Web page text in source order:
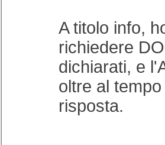
A titolo info,
richiedere
dichiarati, e
oltre al
risposta.